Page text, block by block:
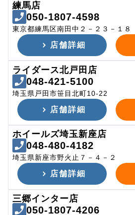
練馬店
050-1807-4598
東京都練馬区南田中２－２３－１８
店舗詳細
ライダース北戸田店
048-421-5100
埼玉県戸田市笹目北町10-22
店舗詳細
ホイールズ埼玉新座店
048-480-4182
埼玉県新座市野火止７－４－２
店舗詳細
三郷インター店
050-1807-4206